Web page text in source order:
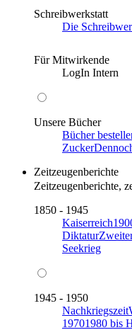
Schreibwerkstatt
Die
Für Mitwirkende
LogIn Intern
Unsere Bücher
Bücher
Zucker
Zeitzeugenberichte
Zeitzeugenberichte,
1850 - 1945
Kaiserreich
Diktatur
Seekrieg
1945 - 1950
Nachkriegszeit
19701980 bis